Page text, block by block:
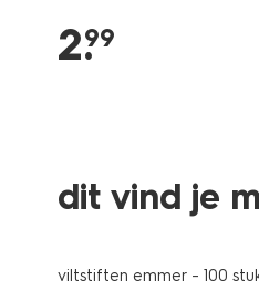
2.
99
dit vind je
viltstiften emmer - 100